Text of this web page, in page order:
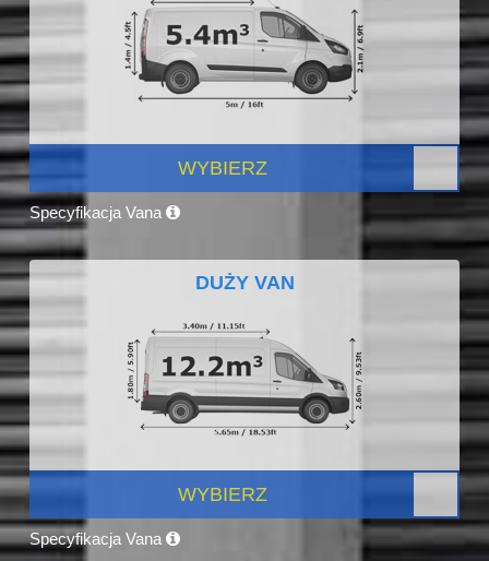
WYBIERZ
Specyfikacja Vana
DUŻY VAN
WYBIERZ
Specyfikacja Vana